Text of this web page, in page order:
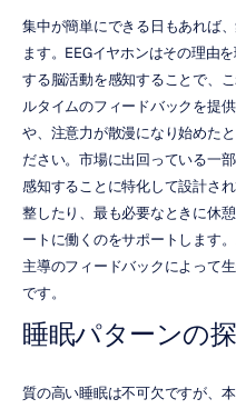
集中が簡単にできる日もあれば
ます。EEGイヤホンはその理由
する脳活動を感知することで、
ルタイムのフィードバックを提
や、注意力が散漫になり始めた
ださい。市場に出回っている一
感知することに特化して設計さ
整したり、最も必要なときに休
ートに働くのをサポートします
主導のフィードバックによって
です。
睡眠パターンの
質の高い睡眠は不可欠ですが、